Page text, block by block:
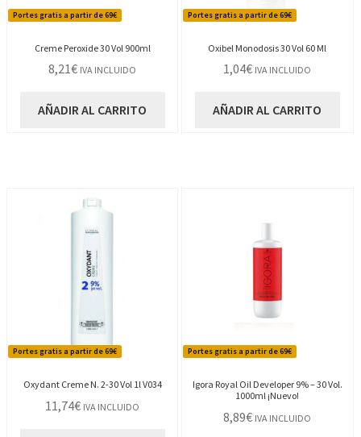
Portes gratis a partir de 69€
Creme Peroxide 30 Vol 900ml
8,21€ IVA INCLUIDO
AÑADIR AL CARRITO
Portes gratis a partir de 69€
Oxibel Monodosis 30 Vol 60 Ml
1,04€ IVA INCLUIDO
AÑADIR AL CARRITO
Portes gratis a partir de 69€
Oxydant Creme N. 2-30 Vol 1l V034
11,74€ IVA INCLUIDO
Portes gratis a partir de 69€
Igora Royal Oil Developer 9% – 30 Vol.
1000ml ¡Nuevo!
8,89€ IVA INCLUIDO